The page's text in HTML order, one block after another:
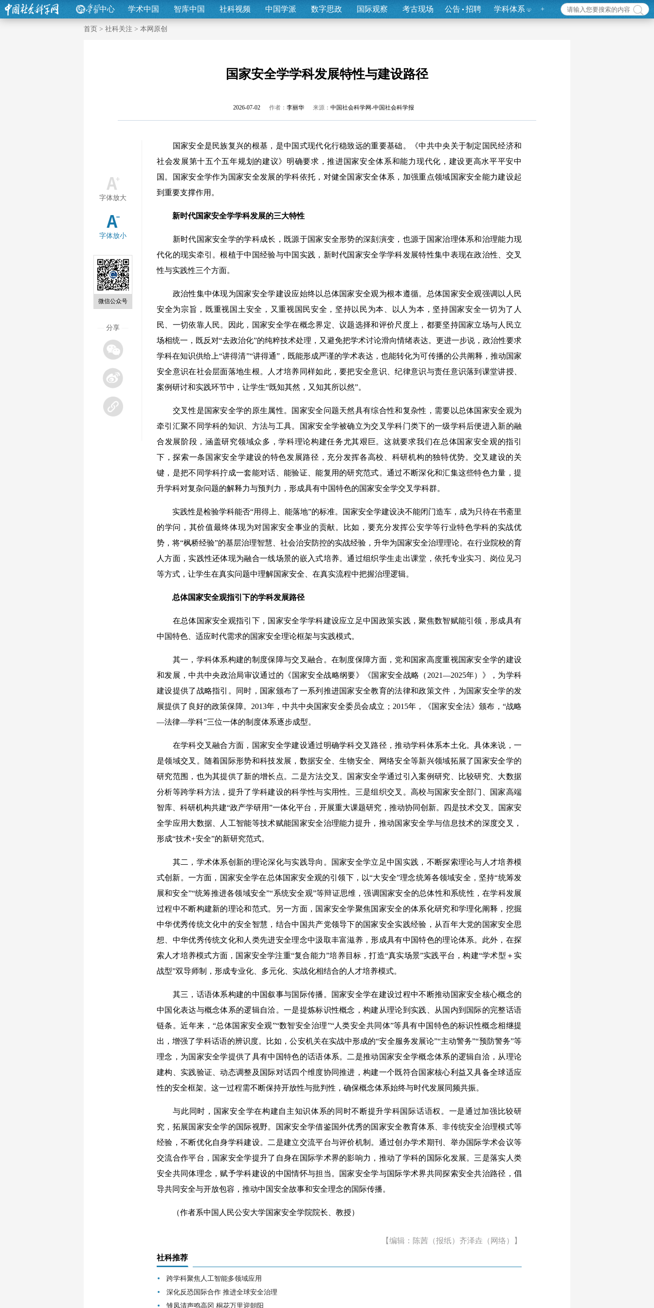
中心 学术中国 智库中国 社科视频 中国学派 数字思政 国际观察 考古现场 公告 招聘 学科体系 +
首页 > 社科关注 > 本网原创
国家安全学学科发展特性与建设路径
2026-07-02 作者： 李丽华 来源： 中国社会科学网-中国社会科学报
字体放大
字体放小
微信公众号
分享
国家安全是民族复兴的根基，是中国式现代化行稳致远的重要基础。《中共中央关于制定国民经济和
社会发展第十五个五年规划的建议》明确要求，推进国家安全体系和能力现代化，建设更高水平平安中
国。国家安全学作为国家安全发展的学科依托，对健全国家安全体系，加强重点领域国家安全能力建设起
到重要支撑作用。
新时代国家安全学学科发展的三大特性
新时代国家安全学的学科成长，既源于国家安全形势的深刻演变，也源于国家治理体系和治理能力现
代化的现实牵引。根植于中国经验与中国实践，新时代国家安全学学科发展特性集中表现在政治性、交叉
性与实践性三个方面。
政治性集中体现为国家安全学建设应始终以总体国家安全观为根本遵循。总体国家安全观强调以人民
安全为宗旨，既重视国土安全，又重视国民安全，坚持以民为本、以人为本，坚持国家安全一切为了人
民、一切依靠人民。因此，国家安全学在概念界定、议题选择和评价尺度上，都要坚持国家立场与人民立
场相统一，既反对“去政治化”的纯粹技术处理，又避免把学术讨论滑向情绪表达。更进一步说，政治性要求
学科在知识供给上“讲得清”“讲得通”，既能形成严谨的学术表达，也能转化为可传播的公共阐释，推动国家
安全意识在社会层面落地生根。人才培养同样如此，要把安全意识、纪律意识与责任意识落到课堂讲授、
案例研讨和实践环节中，让学生“既知其然，又知其所以然”。
交叉性是国家安全学的原生属性。国家安全问题天然具有综合性和复杂性，需要以总体国家安全观为
牵引汇聚不同学科的知识、方法与工具。国家安全学被确立为交叉学科门类下的一级学科后便进入新的融
合发展阶段，涵盖研究领域众多，学科理论构建任务尤其艰巨。这就要求我们在总体国家安全观的指引
下，探索一条国家安全学建设的特色发展路径，充分发挥各高校、科研机构的独特优势。交叉建设的关
键，是把不同学科拧成一套能对话、能验证、能复用的研究范式。通过不断深化和汇集这些特色力量，提
升学科对复杂问题的解释力与预判力，形成具有中国特色的国家安全学交叉学科群。
实践性是检验学科能否“用得上、能落地”的标准。国家安全学建设决不能闭门造车，成为只待在书斋里
的学问，其价值最终体现为对国家安全事业的贡献。比如，要充分发挥公安学等行业特色学科的实战优
势，将“枫桥经验”的基层治理智慧、社会治安防控的实战经验，升华为国家安全治理理论。在行业院校的育
人方面，实践性还体现为融合一线场景的嵌入式培养。通过组织学生走出课堂，依托专业实习、岗位见习
等方式，让学生在真实问题中理解国家安全、在真实流程中把握治理逻辑。
总体国家安全观指引下的学科发展路径
在总体国家安全观指引下，国家安全学学科建设应立足中国政策实践，聚焦数智赋能引领，形成具有
中国特色、适应时代需求的国家安全理论框架与实践模式。
其一，学科体系构建的制度保障与交叉融合。在制度保障方面，党和国家高度重视国家安全学的建设
和发展，中共中央政治局审议通过的《国家安全战略纲要》《国家安全战略（2021—2025年）》，为学科
建设提供了战略指引。同时，国家颁布了一系列推进国家安全教育的法律和政策文件，为国家安全学的发
展提供了良好的政策保障。2013年，中共中央国家安全委员会成立；2015年，《国家安全法》颁布，“战略
—法律—学科”三位一体的制度体系逐步成型。
在学科交叉融合方面，国家安全学建设通过明确学科交叉路径，推动学科体系本土化。具体来说，一
是领域交叉。随着国际形势和科技发展，数据安全、生物安全、网络安全等新兴领域拓展了国家安全学的
研究范围，也为其提供了新的增长点。二是方法交叉。国家安全学通过引入案例研究、比较研究、大数据
分析等跨学科方法，提升了学科建设的科学性与实用性。三是组织交叉。高校与国家安全部门、国家高端
智库、科研机构共建“政产学研用”一体化平台，开展重大课题研究，推动协同创新。四是技术交叉。国家安
全学应用大数据、人工智能等技术赋能国家安全治理能力提升，推动国家安全学与信息技术的深度交叉，
形成“技术+安全”的新研究范式。
其二，学术体系创新的理论深化与实践导向。国家安全学立足中国实践，不断探索理论与人才培养模
式创新。一方面，国家安全学在总体国家安全观的引领下，以“大安全”理念统筹各领域安全，坚持“统筹发
展和安全”“统筹推进各领域安全”“系统安全观”等辩证思维，强调国家安全的总体性和系统性，在学科发展
过程中不断构建新的理论和范式。另一方面，国家安全学聚焦国家安全的体系化研究和学理化阐释，挖掘
中华优秀传统文化中的安全智慧，结合中国共产党领导下的国家安全实践经验，从百年大党的国家安全思
想、中华优秀传统文化和人类先进安全理念中汲取丰富滋养，形成具有中国特色的理论体系。此外，在探
索人才培养模式方面，国家安全学注重“复合能力”培养目标，打造“真实场景”实践平台，构建“学术型＋实
战型”双导师制，形成专业化、多元化、实战化相结合的人才培养模式。
其三，话语体系构建的中国叙事与国际传播。国家安全学在建设过程中不断推动国家安全核心概念的
中国化表达与概念体系的逻辑自洽。一是提炼标识性概念，构建从理论到实践、从国内到国际的完整话语
链条。近年来，“总体国家安全观”“数智安全治理”“人类安全共同体”等具有中国特色的标识性概念相继提
出，增强了学科话语的辨识度。比如，公安机关在实战中形成的“安全服务发展论”“主动警务”“预防警务”等
理念，为国家安全学提供了具有中国特色的话语体系。二是推动国家安全学概念体系的逻辑自洽，从理论
建构、实践验证、动态调整及国际对话四个维度协同推进，构建一个既符合国家核心利益又具备全球适应
性的安全框架。这一过程需不断保持开放性与批判性，确保概念体系始终与时代发展同频共振。
与此同时，国家安全学在构建自主知识体系的同时不断提升学科国际话语权。一是通过加强比较研
究，拓展国家安全学的国际视野。国家安全学借鉴国外优秀的国家安全教育体系、非传统安全治理模式等
经验，不断优化自身学科建设。二是建立交流平台与评价机制。通过创办学术期刊、举办国际学术会议等
交流合作平台，国家安全学提升了自身在国际学术界的影响力，推动了学科的国际化发展。三是落实人类
安全共同体理念，赋予学科建设的中国情怀与担当。国家安全学与国际学术界共同探索安全共治路径，倡
导共同安全与开放包容，推动中国安全故事和安全理念的国际传播。
（作者系中国人民公安大学国家安全学院院长、教授）
【编辑：陈茜（报纸）齐泽垚（网络）】
社科推荐
跨学科聚焦人工智能多领域应用
深化反恐国际合作 推进全球安全治理
雏凤清声鸣高冈 桐花万里迎朝阳